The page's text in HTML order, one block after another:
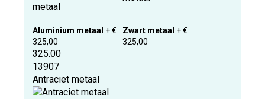
Aluminium metaal + €
325,00
Zwart metaal + €
325,00
325.00
13907
Antraciet metaal